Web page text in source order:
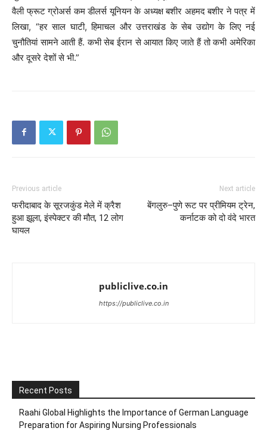
वैली फ्रूट ग्रोअर्स कम डीलर्स यूनियन के अध्यक्ष बशीर अहमद बशीर ने पत्र में
लिखा, “हर साल घाटी, हिमाचल और उत्तराखंड के सेब उद्योग के लिए नई
चुनौतियां सामने आती हैं. कभी सेब ईरान से आयात किए जाते हैं तो कभी अमेरिका
और दूसरे देशों से भी.”
Previous article
फरीदाबाद के सूरजकुंड मेले में क्रैश
हुआ झूला, इंस्पेक्टर की मौत, 12 लोग
घायल
Next article
बेंगलुरु–पुणे रूट पर प्रीमियम ट्रेन,
कर्नाटक को दो वंदे भारत
publiclive.co.in
https://publiclive.co.in
Recent Posts
Raahi Global Highlights the Importance of German Language
Preparation for Aspiring Nursing Professionals